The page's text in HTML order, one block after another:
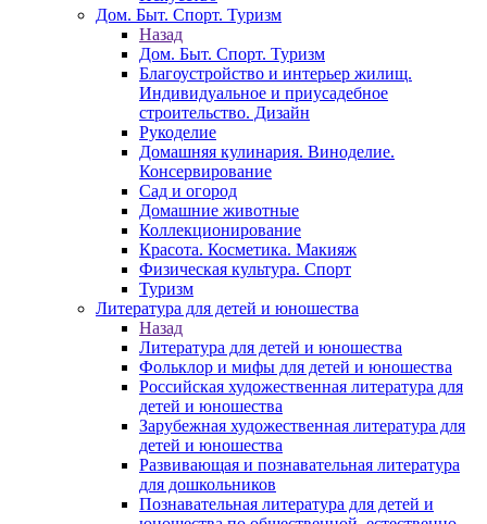
Дом. Быт. Спорт. Туризм
Назад
Дом. Быт. Спорт. Туризм
Благоустройство и интерьер жилищ.
Индивидуальное и приусадебное
строительство. Дизайн
Рукоделие
Домашняя кулинария. Виноделие.
Консервирование
Сад и огород
Домашние животные
Коллекционирование
Красота. Косметика. Макияж
Физическая культура. Спорт
Туризм
Литература для детей и юношества
Назад
Литература для детей и юношества
Фольклор и мифы для детей и юношества
Российская художественная литература для
детей и юношества
Зарубежная художественная литература для
детей и юношества
Развивающая и познавательная литература
для дошкольников
Познавательная литература для детей и